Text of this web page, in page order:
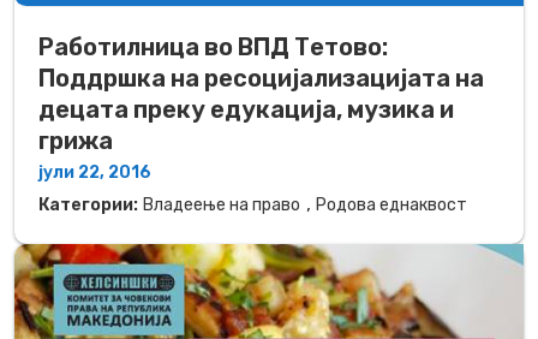
Работилница во ВПД Тетово:
Поддршка на ресоцијализацијата на
децата преку едукација, музика и
грижа
јули 22, 2016
Категории: Владеење на право , Родова еднаквост